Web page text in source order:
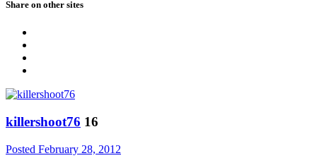
Share on other sites
killershoot76 16
Posted February 28, 2012